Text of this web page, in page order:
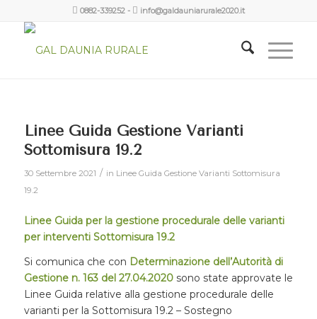
0882-339252- info@galdauniarurale2020.it
Linee Guida Gestione Varianti
Sottomisura 19.2
30 Settembre 2021 / in Linee Guida Gestione Varianti Sottomisura
19.2
Linee Guida per la gestione procedurale delle varianti
per interventi Sottomisura 19.2
Si comunica che con Determinazione dell’Autorità di
Gestione n. 163 del 27.04.2020sono state approvate le
Linee Guida relative alla gestione procedurale delle
varianti per la Sottomisura 19.2 – Sostegno